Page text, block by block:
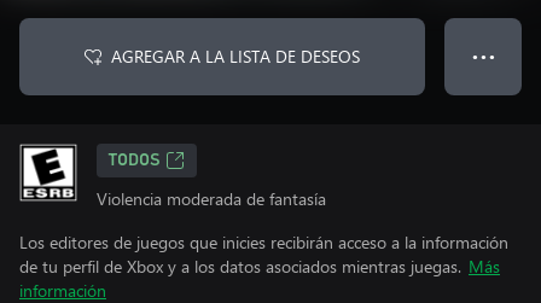
AGREGAR A LA LISTA DE DESEOS ● ● ●
TODOS
Violencia moderada de fantasía
Los editores de juegos que inicies recibirán acceso a la información
de tu perfil de Xbox y a los datos asociados mientras juegas. Más
información